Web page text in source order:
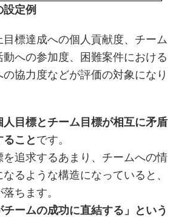
定例
標達成への個人貢献度、チーム
への参加度、困難案件における
協力度などが評価の対象になり
人目標とチーム目標が相互に矛盾
ること です。
追求するあまり、チームへの情
るような構造になっていると、
ちます。
チームの成功に直結する」という